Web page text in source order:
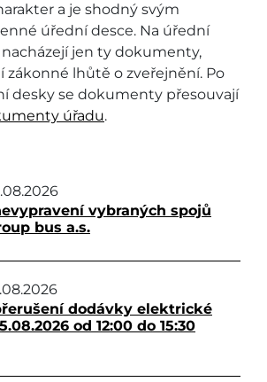
a je shodný svým
úřední desce. Na úřední
jen ty dokumenty,
zákonné lhůtě o zveřejnění. Po
desky se dokumenty přesouvají
úřadu.
vybraných spojů
bus a.s.
dodávky elektrické
od 12:00 do 15:30